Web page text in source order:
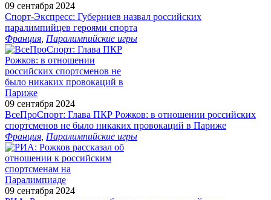
09 сентября 2024
Спорт-Экспресс: Губерниев назвал российских
паралимпийцев героями спорта
Франция Паралимпийские игры
09 сентября 2024
ВсеПроСпорт: Глава ПКР Рожков: в отношении российских
спортсменов не было никаких провокаций в Париже
Франция Паралимпийские игры
09 сентября 2024